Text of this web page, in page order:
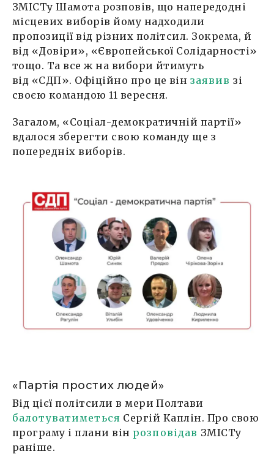
ЗМІСТу Шамота розповів, що напередодні
місцевих виборів йому надходили
пропозиції від різних політсил. Зокрема, й
від «Довіри», «Європейської Солідарності»
тощо. Та все ж на вибори йтимуть
від «СДП». Офіційно про це він заявив зі
своєю командою 11 вересня.
Загалом, «Соціал-демократичній партії»
вдалося зберегти свою команду ще з
попередніх виборів.
«Партія простих людей»
Від цієї політсили в мери Полтави
балотуватиметься Сергій Каплін. Про свою
програму і плани він розповідав ЗМІСТу
раніше.